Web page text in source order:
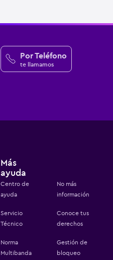
Por Teléfono
te llamamos
Más
ayuda
Centro de
ayuda
Servicio
Técnico
Norma
Multibanda
No más
información
Conoce tus
derechos
Gestión de
bloqueo